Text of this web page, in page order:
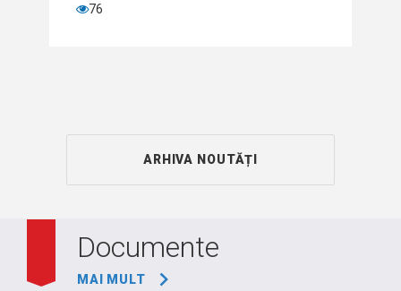
76
ARHIVA NOUTĂȚI
Documente
MAI MULT